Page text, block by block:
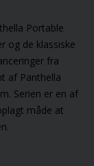
Portable
og de klassiske
fra
af Panthella
Serien er en af
måde at